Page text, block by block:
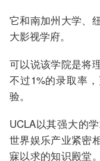
它和南加州大学、
大影视学府。
可以说该学院是将
不过1%的录取率
验。
UCLA以其强大的
世界娱乐产业紧密
寐以求的知识殿堂